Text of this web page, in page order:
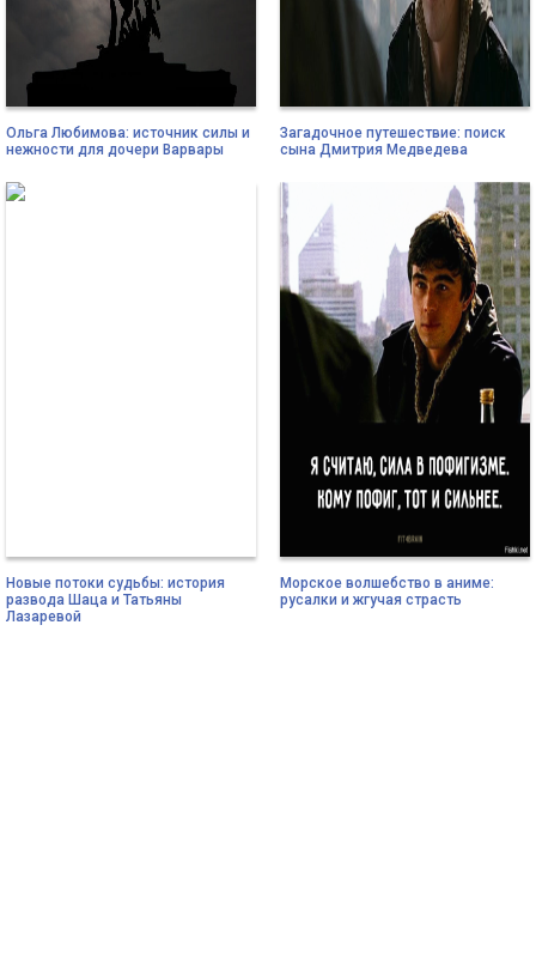
Ольга Любимова: источник силы и
нежности для дочери Варвары
Загадочное путешествие: поиск
сына Дмитрия Медведева
Новые потоки судьбы: история
развода Шаца и Татьяны
Лазаревой
Морское волшебство в аниме:
русалки и жгучая страсть